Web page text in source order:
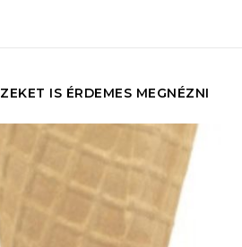
IS ÉRDEMES MEGNÉZNI